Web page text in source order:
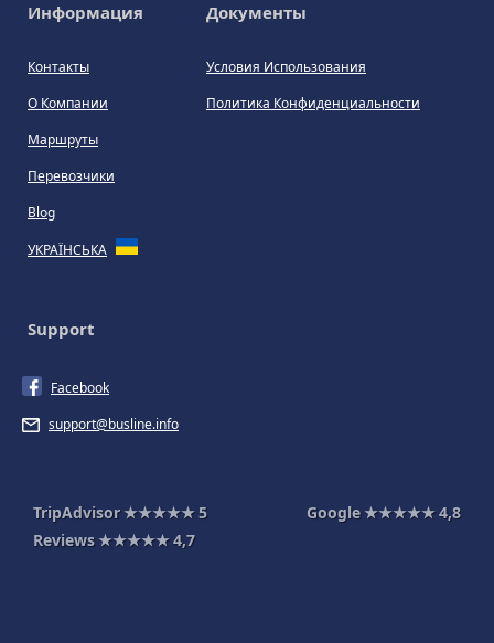
Информация
Контакты
О Компании
Маршруты
Перевозчики
Blog
УКРАЇНСЬКА
Документы
Условия Использования
Политика Конфиденциальности
Support
Facebook
support@busline.info
TripAdvisor ★★★★★5 Google ★★★★★4,8
Reviews ★★★★★4,7